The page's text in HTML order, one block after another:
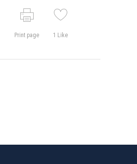
Print page 1 Like